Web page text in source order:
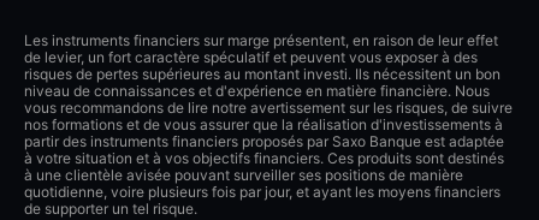
Les instruments financiers sur marge présentent, en raison de leur effet
de levier, un fort caractère spéculatif et peuvent vous exposer à des
risques de pertes supérieures au montant investi. Ils nécessitent un bon
niveau de connaissances et d'expérience en matière financière. Nous
vous recommandons de lire notre avertissement sur les risques, de suivre
nos formations et de vous assurer que la réalisation d'investissements à
partir des instruments financiers proposés par Saxo Banque est adaptée
à votre situation et à vos objectifs financiers. Ces produits sont destinés
à une clientèle avisée pouvant surveiller ses positions de manière
quotidienne, voire plusieurs fois par jour, et ayant les moyens financiers
de supporter un tel risque.